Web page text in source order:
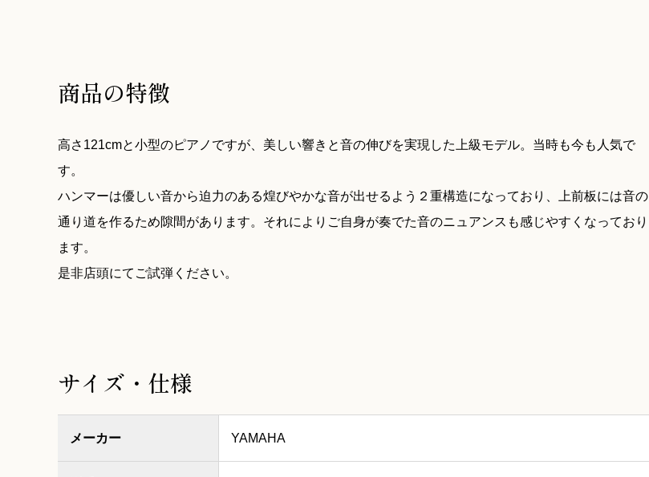
商品の特徴
高さ121cmと小型のピアノですが、美しい響きと音の伸びを実現した上級モデル。当時も今も人気で
す。
ハンマーは優しい音から迫力のある煌びやかな音が出せるよう２重構造になっており、上前板には音の
通り道を作るため隙間があります。それによりご自身が奏でた音のニュアンスも感じやすくなっており
ます。
是非店頭にてご試弾ください。
サイズ・仕様
メーカー YAMAHA